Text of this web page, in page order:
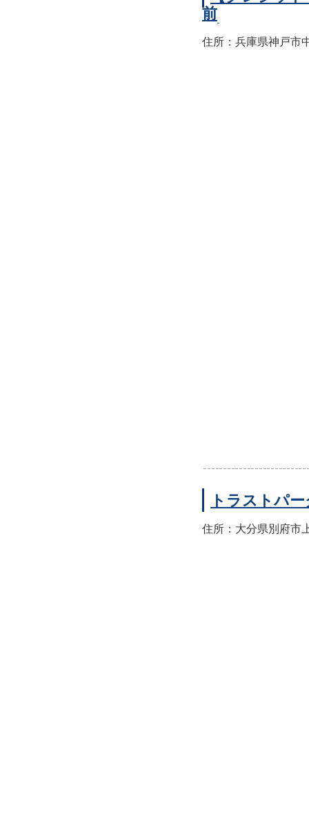
前
住所：兵庫県神戸市
トラストパ
住所：大分県別府市